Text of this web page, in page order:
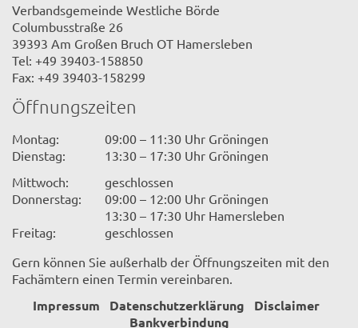
Verbandsgemeinde Westliche Börde
Columbusstraße 26
39393 Am Großen Bruch OT Hamersleben
Tel: +49 39403-158850
Fax: +49 39403-158299
Öffnungszeiten
Montag:
09:00 – 11:30 Uhr Gröningen
Dienstag:
13:30 – 17:30 Uhr Gröningen
Mittwoch:
geschlossen
Donnerstag:
09:00 – 12:00 Uhr Gröningen
13:30 – 17:30 Uhr Hamersleben
Freitag:
geschlossen
Gern können Sie außerhalb der Öffnungszeiten mit den
Fachämtern einen Termin vereinbaren.
Impressum Datenschutzerklärung
Disclaimer
Bankverbindung